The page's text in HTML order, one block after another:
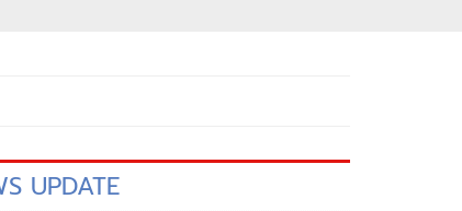
UPDATE